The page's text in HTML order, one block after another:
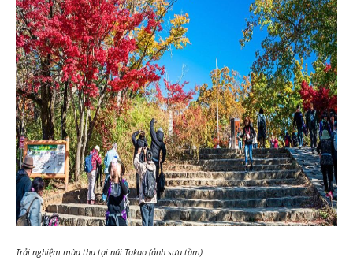
Trải nghiệm mùa thu tại núi Takao (ảnh sưu tầm)